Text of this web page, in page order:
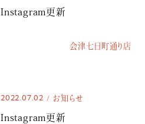
Instagram更新
会津七日町通り店
2022.07.02 お知らせ
Instagram更新